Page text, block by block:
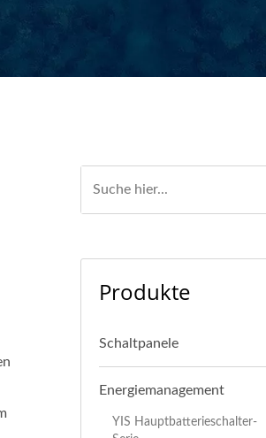
Produkte
Schaltpanele
Energiemanagement
YIS Hauptbatterieschalter-